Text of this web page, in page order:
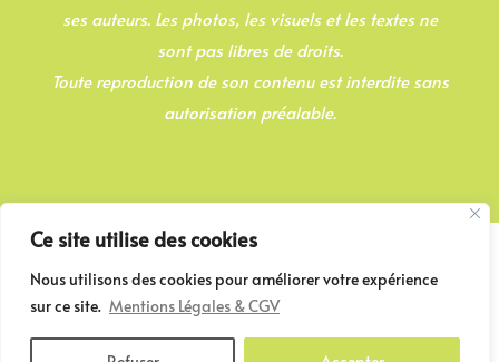
Ce site utilise des cookies
Nous utilisons des cookies pour améliorer votre expérience
sur ce site. Mentions Légales & CGV
ses auteurs. Les photos, les visuels et les textes ne
sont pas libres de droits.
Toute reproduction de son contenu est interdite sans
autorisation préalable.